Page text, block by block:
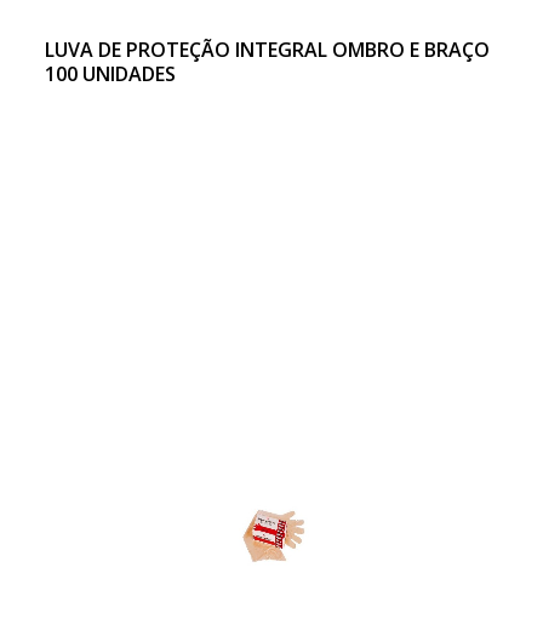
LUVA DE PROTEÇÃO INTEGRAL OMBRO E BRAÇO
100 UNIDADES